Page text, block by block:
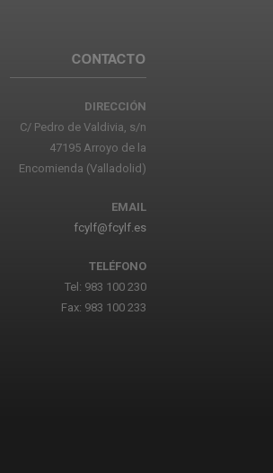
CONTACTO
DIRECCIÓN
C/ Pedro de Valdivia, s/n
47195 Arroyo de la
Encomienda (Valladolid)
EMAIL
fcylf@fcylf.es
TELÉFONO
Tel: 983 100 230
Fax: 983 100 233